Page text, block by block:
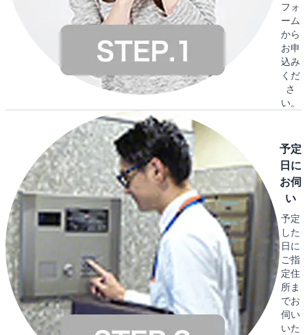
フォ
ーム
から
お申
込み
くだ
さ
い。
予定
日に
お伺
い
予定
した
日に
ご指
定住
所ま
でお
伺い
いた